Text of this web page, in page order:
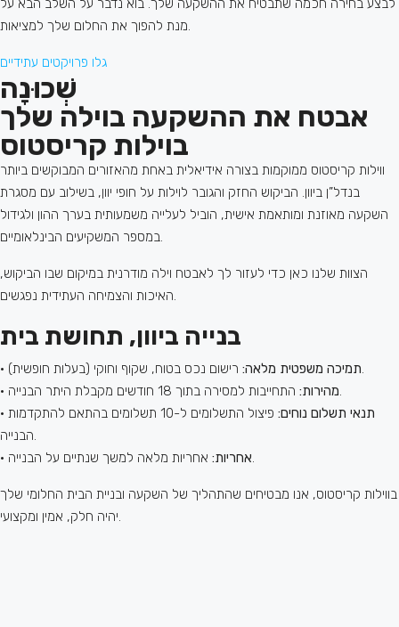
גלו פרויקטים עתידיים
שְׁכוּנָה
אבטח את ההשקעה בוילה שלך
בוילות קריסטוס
ווילות קריסטוס ממוקמות בצורה אידיאלית באחת מהאזורים המבוקשים ביותר
בנדל”ן ביוון. הביקוש החזק והגובר לוילות על חופי יוון, בשילוב עם מסגרת
השקעה מאוזנת ומותאמת אישית, הוביל לעלייה משמעותית בערך ההון ולגידול
הצוות שלנו כאן כדי לעזור לך לאבטח וילה מודרנית במיקום שבו הביקוש,
בנייה ביוון, תחושת בית
• תמיכה משפטית מלאה:
•
מהירות:
•
תנאי תשלום נוחים:
פיצול התשלומים ל-10 תשלומים בהתאם להתקדמות
•
אחריות:
בווילות קריסטוס, אנו מבטיחים שהתהליך של השקעה ובניית הבית החלומי שלך